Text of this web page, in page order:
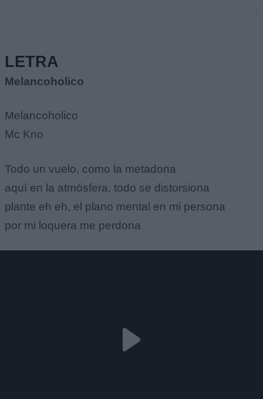
LETRA
Melancoholico
Melancoholico
Mc Kno
Todo un vuelo, como la metadona
aquí en la atmósfera, todo se distorsiona
plante eh eh, el plano mental en mi persona
por mi loquera me perdona